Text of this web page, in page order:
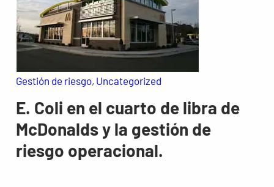
Gestión de riesgo, Uncategorized
E. Coli en el cuarto de libra de
McDonalds y la gestión de
riesgo operacional.